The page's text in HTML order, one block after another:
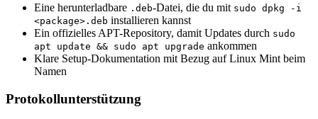
Eine herunterladbare .deb-Datei, die du mit sudo dpkg -i
<package>.deb installieren kannst
Ein offizielles APT-Repository, damit Updates durch sudo
apt update && sudo apt upgrade ankommen
Klare Setup-Dokumentation mit Bezug auf Linux Mint beim
Namen
Protokollunterstützung